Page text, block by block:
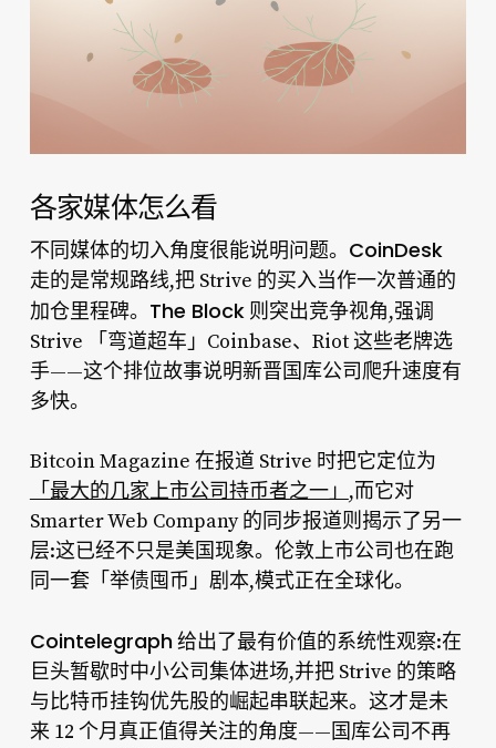
各家媒体怎么看
不同媒体的切入角度很能说明问题。 CoinDesk
走的是常规路线,把 Strive 的买入当作一次普通的
加仓里程碑。 The Block则突出竞争视角,强调
Strive 「弯道超车」Coinbase、Riot 这些老牌选
手——这个排位故事说明新晋国库公司爬升速度有
多快。
Bitcoin Magazine 在报道 Strive 时把它定位为
「最大的几家上市公司持币者之一」 ,而它对
Smarter Web Company 的同步报道则揭示了另一
层:这已经不只是美国现象。伦敦上市公司也在跑
同一套「举债囤币」剧本,模式正在全球化。
Cointelegraph给出了最有价值的系统性观察:在
巨头暂歇时中小公司集体进场,并把 Strive 的策略
与比特币挂钩优先股的崛起串联起来。这才是未
来 12 个月真正值得关注的角度——国库公司不再